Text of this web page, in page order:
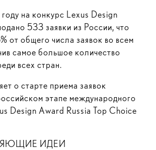
на конкурс Lexus Design
533 заявки из России, что
от общего числа заявок во всем
самое большое количество
всех стран.
о старте приема заявок
этапе международного
Design Award Russia Top Choice
ИДЕИ